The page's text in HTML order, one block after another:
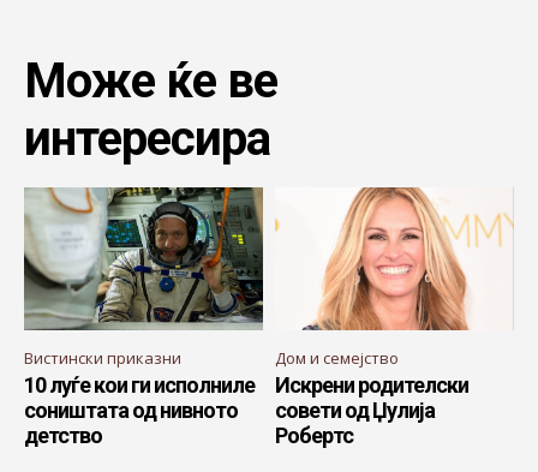
Може ќе ве
интересира
Вистински приказни
10 луѓе кои ги исполниле
соништата од нивното
детство
Дом и семејство
Искрени родителски
совети од Џулија
Робертс